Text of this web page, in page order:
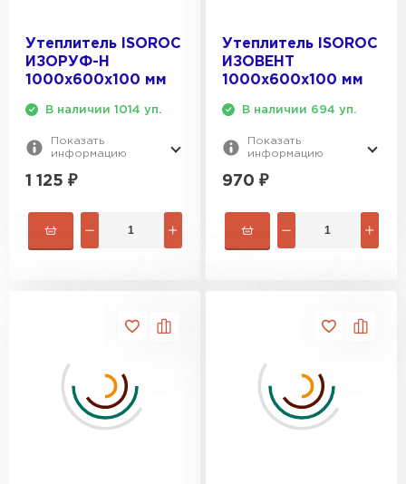
Утеплитель ISOROC
ИЗОРУФ-Н
1000х600х100 мм
В наличии 1014 уп.
Показать
информацию
1 125 ₽
Утеплитель ISOROC
ИЗОВЕНТ
1000х600х100 мм
В наличии 694 уп.
Показать
информацию
970 ₽